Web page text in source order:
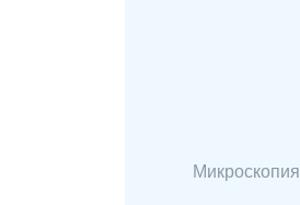
Микроскопия